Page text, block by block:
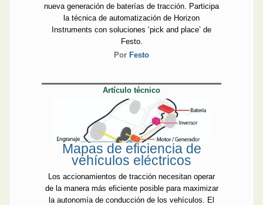
nueva generación de baterías de tracción. Participa
la técnica de automatización de Horizon
Instruments con soluciones ‘pick and place’ de
Festo.
Por Festo
Artículo técnico
Mapas de eficiencia de
vehículos eléctricos
Los accionamientos de tracción necesitan operar
de la manera más eficiente posible para maximizar
la autonomía de conducción de los vehículos. El